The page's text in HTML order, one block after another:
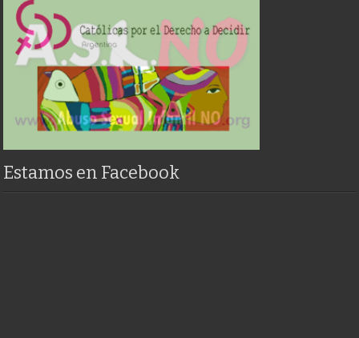
Estamos en Facebook